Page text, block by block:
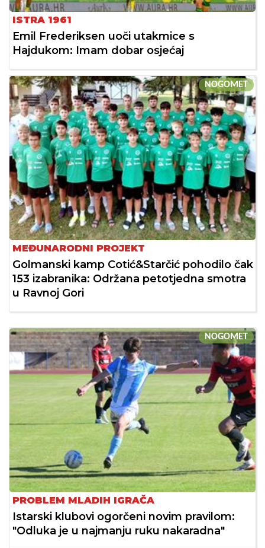
ISTRA 1961
Emil Frederiksen uoči utakmice s
Hajdukom: Imam dobar osjećaj
NOGOMET
MEĐUNARODNI PROJEKT
Golmanski kamp Cotić&Starčić pohodilo čak
153 izabranika: Održana petotjedna smotra
u Ravnoj Gori
NOGOMET
PROBLEM MLADIH IGRAČA
Istarski klubovi ogorčeni novim pravilom:
"Odluka je u najmanju ruku nakaradna"